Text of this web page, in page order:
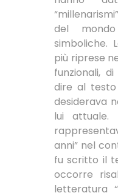
del
simboliche.
più riprese
funzionali,
dire al
desiderava
lui attuale.
anni” nel
fu scritto il
occorre
letteratura